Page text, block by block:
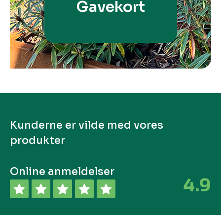
Gavekort
Kunderne er vilde med vores
produkter
Online anmeldelser
4.9